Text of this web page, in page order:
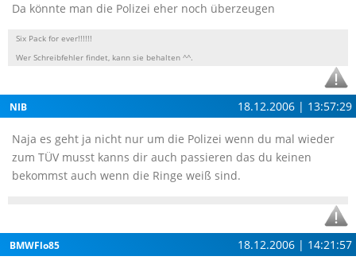
Da könnte man die Polizei eher noch überzeugen
Six Pack for ever!!!!!!
Wer Schreibfehler findet, kann sie behalten ^^.
NIB 18.12.2006 | 13:57:29
Naja es geht ja nicht nur um die Polizei wenn du mal wieder
zum TÜV musst kanns dir auch passieren das du keinen
bekommst auch wenn die Ringe weiß sind.
BMWFlo85 18.12.2006 | 14:21:57